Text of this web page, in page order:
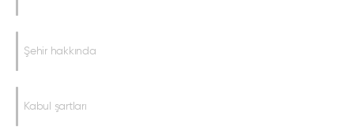
Şehir hakkında
Kabul şartları